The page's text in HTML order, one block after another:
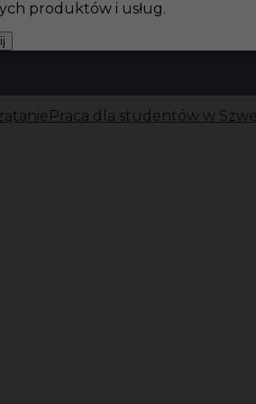
Praca dla studentów w
produktów i usług.